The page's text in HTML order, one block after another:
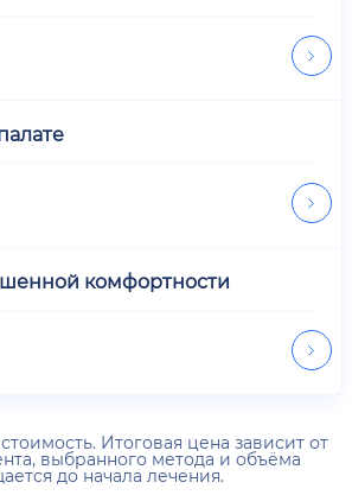
комфортности
Итоговая цена зависит от
выбранного метода и объёма
до начала лечения.